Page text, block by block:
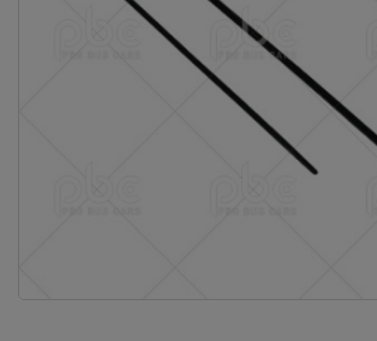
trouvez